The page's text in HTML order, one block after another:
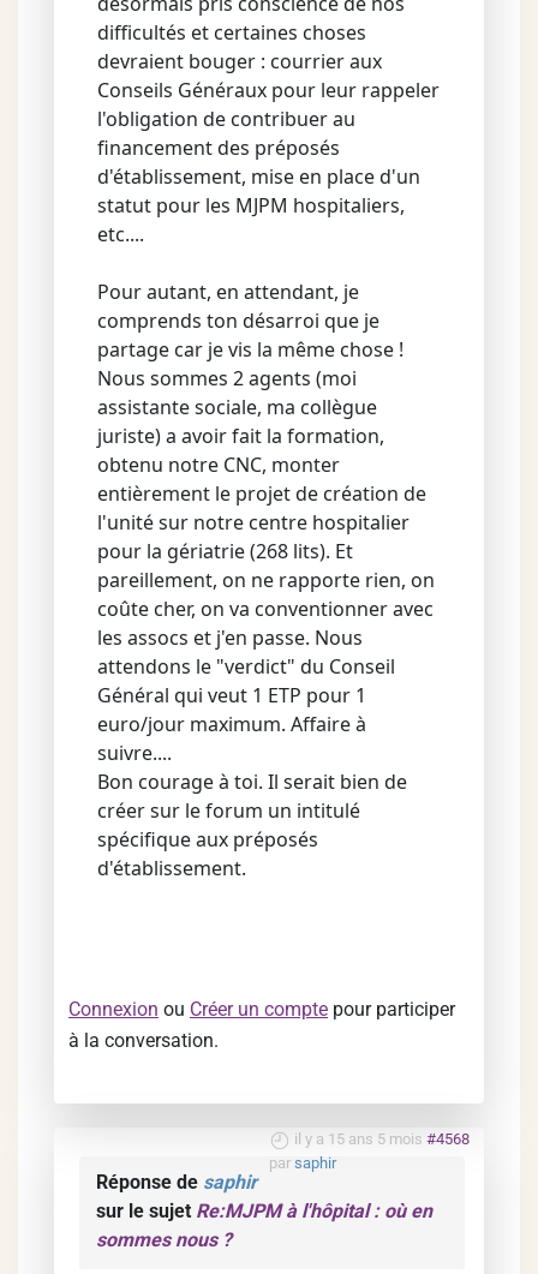
difficultés et certaines choses
devraient bouger : courrier aux
Conseils Généraux pour leur rappeler
l'obligation de contribuer au
financement des préposés
d'établissement, mise en place d'un
statut pour les MJPM hospitaliers,
etc....
Pour autant, en attendant, je
comprends ton désarroi que je
partage car je vis la même chose !
Nous sommes 2 agents (moi
assistante sociale, ma collègue
juriste) a avoir fait la formation,
obtenu notre CNC, monter
entièrement le projet de création de
l'unité sur notre centre hospitalier
pour la gériatrie (268 lits). Et
pareillement, on ne rapporte rien, on
coûte cher, on va conventionner avec
les assocs et j'en passe. Nous
attendons le "verdict" du Conseil
Général qui veut 1 ETP pour 1
euro/jour maximum. Affaire à
suivre....
Bon courage à toi. Il serait bien de
créer sur le forum un intitulé
spécifique aux préposés
d'établissement.
Connexion ou Créer un compte pour participer
à la conversation.
il y a 15 ans 5 mois #4568
par saphir
Réponse de saphir
sur le sujet Re:MJPM à l'hôpital : où en
sommes nous ?